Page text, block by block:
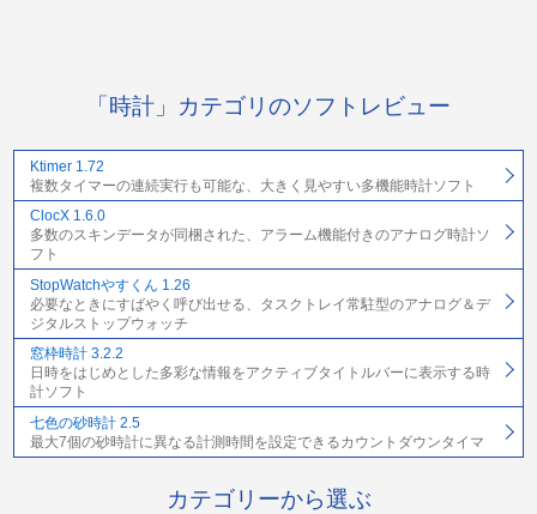
「時計」カテゴリのソフトレビュー
Ktimer 1.72
複数タイマーの連続実行も可能な、大きく見やすい多機能時計ソフト
ClocX 1.6.0
多数のスキンデータが同梱された、アラーム機能付きのアナログ時計ソ
フト
StopWatchやすくん 1.26
必要なときにすばやく呼び出せる、タスクトレイ常駐型のアナログ＆デ
ジタルストップウォッチ
窓枠時計 3.2.2
日時をはじめとした多彩な情報をアクティブタイトルバーに表示する時
計ソフト
七色の砂時計 2.5
最大7個の砂時計に異なる計測時間を設定できるカウントダウンタイマ
カテゴリーから選ぶ